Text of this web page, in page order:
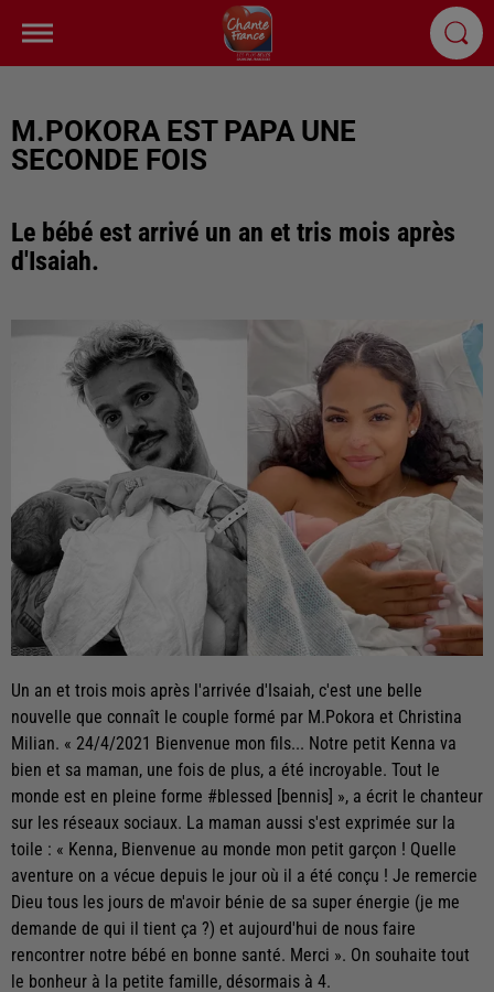
M.POKORA EST PAPA UNE
SECONDE FOIS
Le bébé est arrivé un an et tris mois après
d'Isaiah.
Un an et trois mois après l'arrivée d'Isaiah, c'est une belle
nouvelle que connaît le couple formé par M.Pokora et Christina
Milian. « 24/4/2021 Bienvenue mon fils... Notre petit Kenna va
bien et sa maman, une fois de plus, a été incroyable. Tout le
monde est en pleine forme #blessed [bennis] », a écrit le chanteur
sur les réseaux sociaux. La maman aussi s'est exprimée sur la
toile : « Kenna, Bienvenue au monde mon petit garçon ! Quelle
aventure on a vécue depuis le jour où il a été conçu ! Je remercie
Dieu tous les jours de m'avoir bénie de sa super énergie (je me
demande de qui il tient ça ?) et aujourd'hui de nous faire
rencontrer notre bébé en bonne santé. Merci ». On souhaite tout
le bonheur à la petite famille, désormais à 4.